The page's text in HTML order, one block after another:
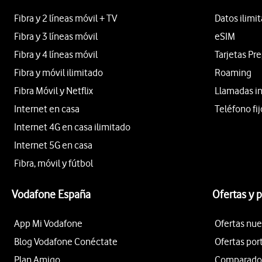
Fibra y 2 líneas móvil + TV
Fibra y 3 líneas móvil
Fibra y 4 líneas móvil
Fibra y móvil ilimitado
Fibra Móvil y Netflix
Internet en casa
Internet 4G en casa ilimitado
Internet 5G en casa
Fibra, móvil y fútbol
Datos
eSIM
Tarjetas
Roaming
Llamadas
Teléfono
Vodafone España
App Mi Vodafone
Blog Vodafone Conéctate
Plan Amigo
Ofertas y
Ofertas
Ofertas